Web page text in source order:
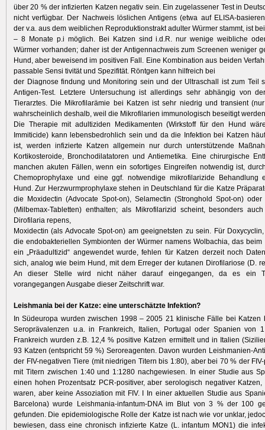
über 20 % der infizierten Katzen negativ sein. Ein zugelassener Test in
nicht verfügbar. Der Nachweis löslichen Antigens (etwa auf ELISA-
der v.a. aus dem weiblichen Reproduktionstrakt adulter Würmer stammt, ist
– 8 Monate p.i möglich. Bei Katzen sind i.d.R. nur wenige weibliche
Würmer vorhanden; daher ist der Antigennachweis zum Screenen weniger
Hund, aber beweisend im positiven Fall. Eine Kombination aus beiden
passable Sensi tivität und Spezifität. Röntgen kann hilfreich bei
der Diagnose findung und Monitoring sein und der Ultraschall ist zum Teil
Antigen-Test. Letztere Untersuchung ist allerdings sehr abhängig von
Tierarztes. Die Mikrofilarämie bei Katzen ist sehr niedrig und transient
wahrscheinlich deshalb, weil die Mikrofilarien immunologisch beseitigt
Die Therapie mit adultiziden Medikamenten (Wirkstoff für den Hund
Immiticide) kann lebensbedrohlich sein und da die Infektion bei Katzen
ist, werden infizierte Katzen allgemein nur durch unterstützende
Kortikosteroide, Bronchodilatatoren und Antiemetika. Eine chirurgische
manchen akuten Fällen, wenn ein sofortiges Eingreifen notwendig ist,
Chemoprophylaxe und eine ggf. notwendige mikrofilarizide Behandlung
Hund. Zur Herzwurmprophylaxe stehen in Deutschland für die Katze
die Moxidectin (Advocate Spot-on), Selamectin (Stronghold Spot-on) oder
(Milbemax-Tabletten) enthalten; als Mikrofilarizid scheint, besonders
Dirofilaria repens,
Moxidectin (als Advocate Spot-on) am geeignetsten zu sein. Für
die endobakteriellen Symbionten der Würmer namens Wolbachia, das
ein „Präadultizid“ angewendet wurde, fehlen für Katzen derzeit noch
sich, analog wie beim Hund, mit dem Erreger der kutanen Dirofilariose (D.
An dieser Stelle wird nicht näher darauf eingegangen, da es ein
vorangegangen Ausgabe dieser Zeitschrift war.
Leishmania bei der Katze: eine unterschätzte Infektion?
In Südeuropa wurden zwischen 1998 – 2005 21 klinische Fälle bei Katzen
Seroprävalenzen u.a. in Frankreich, Italien, Portugal oder Spanien von
Frankreich wurden z.B. 12,4 % positive Katzen ermittelt und in Italien
93 Katzen (entspricht 59 %) Seroreagenten. Davon wurden Leishmanien-
der FIV-negativen Tiere (mit niedrigen Titern bis 1:80), aber bei 70 % der
mit Titern zwischen 1:40 und 1:1280 nachgewiesen. In einer Studie aus
einen hohen Prozentsatz PCR-positiver, aber serologisch negativer
waren, aber keine Assoziation mit FIV. I In einer aktuellen Studie aus
Barcelona) wurde Leishmania-infantum-DNA im Blut von 3 % der 100
gefunden. Die epidemiologische Rolle der Katze ist nach wie vor unklar,
bewiesen, dass eine chronisch infizierte Katze (L. infantum MON1) die